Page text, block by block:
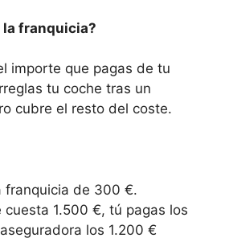
la franquicia?
importe que pagas de tu
tu coche tras un
cubre el resto del coste.
franquicia de 300 €.
cuesta 1.500 €, tú pagas los
los 1.200 €